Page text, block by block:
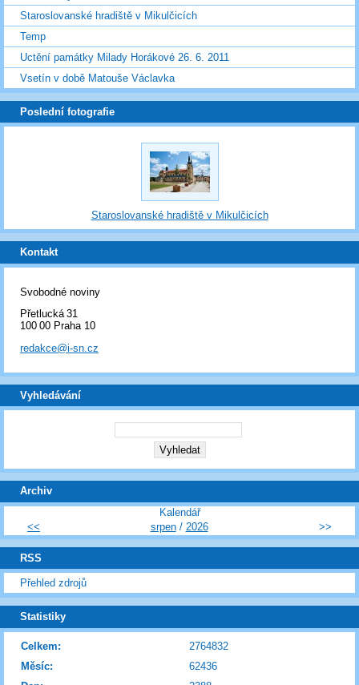
Staroslovanské hradiště v Mikulčicích
Temp
Uctění památky Milady Horákové 26. 6. 2011
Vsetín v době Matouše Václavka
Poslední fotografie
Staroslovanské hradiště v Mikulčicích
Kontakt
Svobodné noviny
Přetlucká 31
100 00 Praha 10
redakce@i-sn.cz
Vyhledávání
Archiv
Kalendář
<<
srpen/ 2026 >>
RSS
Přehled zdrojů
Statistiky
Celkem:
2764832
Měsíc:
62436